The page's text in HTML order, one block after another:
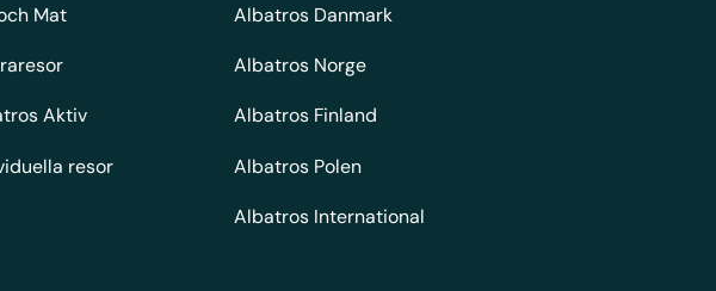
Mat
Aktiv
resor
Albatros Danmark
Albatros Norge
Albatros Finland
Albatros Polen
Albatros International